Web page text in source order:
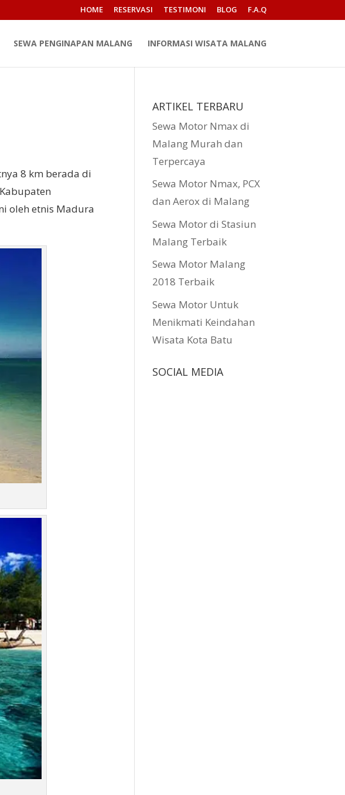
HOME RESERVASI TESTIMONI BLOG F.A.Q
SEWA PENGINAPAN MALANG INFORMASI WISATA MALANG
8 km berada di
oleh etnis Madura
ARTIKEL TERBARU
Sewa Motor Nmax di
Malang Murah dan
Terpercaya
Sewa Motor Nmax, PCX
dan Aerox di Malang
Sewa Motor di Stasiun
Malang Terbaik
Sewa Motor Malang
2018 Terbaik
Sewa Motor Untuk
Menikmati Keindahan
Wisata Kota Batu
SOCIAL MEDIA